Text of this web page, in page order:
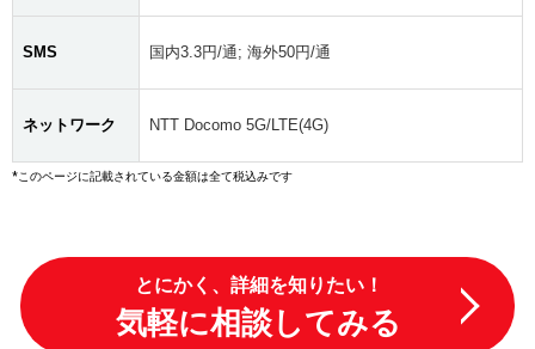
SMS 国内3.3円/通; 海外50円/通
ネットワーク NTT Docomo 5G/LTE(4G)
*このページに記載されている金額は全て税込みです
とにかく、詳細を知りたい！
気軽に相談してみる